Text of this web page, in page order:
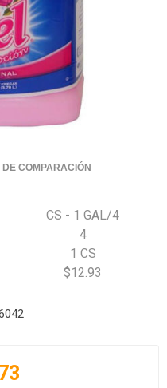
COMPARACIÓN
CS - 1 GAL/4
4
1 CS
$12.93